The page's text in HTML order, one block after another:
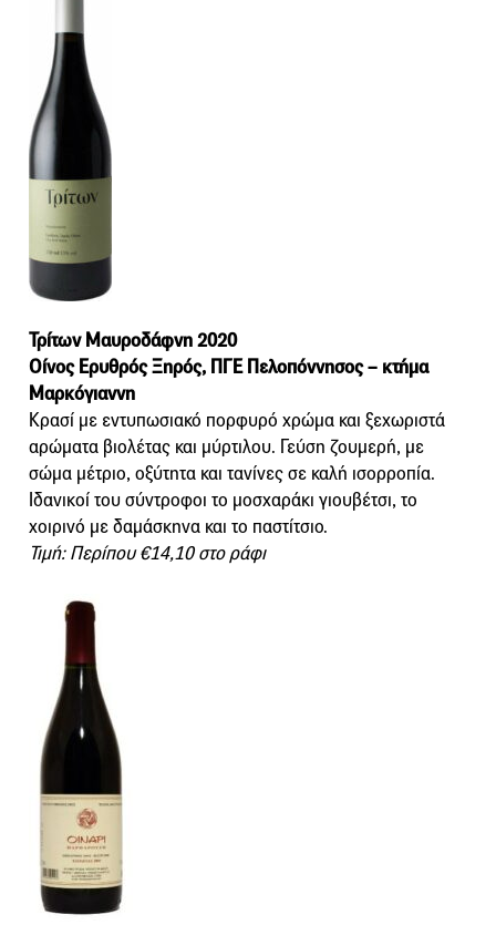
Τρίτων Μαυροδάφνη 2020
Οίνος Ερυθρός Ξηρός, ΠΓΕ Πελοπόννησος – κτήμα
Μαρκόγιαννη
Κρασί με εντυπωσιακό πορφυρό χρώμα και ξεχωριστά
αρώματα βιολέτας και μύρτιλου. Γεύση ζουμερή, με
σώμα μέτριο, οξύτητα και τανίνες σε καλή ισορροπία.
Ιδανικοί του σύντροφοι το μοσχαράκι γιουβέτσι, το
χοιρινό με δαμάσκηνα και το παστίτσιο.
Τιμή: Περίπου €14,10 στο ράφι